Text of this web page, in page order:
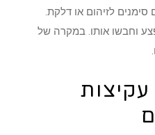
לזיהום או דלקת.
וחבשו אותו. במקרה של
עקיצות